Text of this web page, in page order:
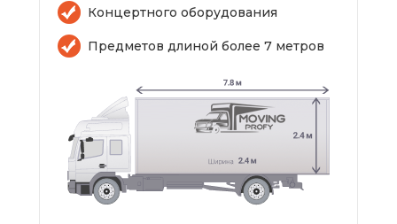
Концертного оборудования
Предметов длиной более 7 метров